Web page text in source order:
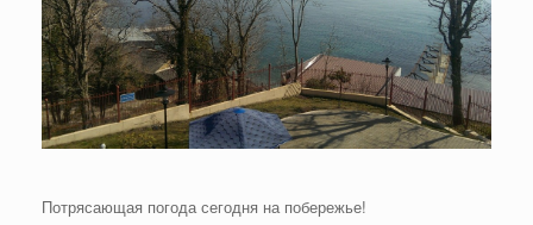
Потрясающая погода сегодня на побережье!